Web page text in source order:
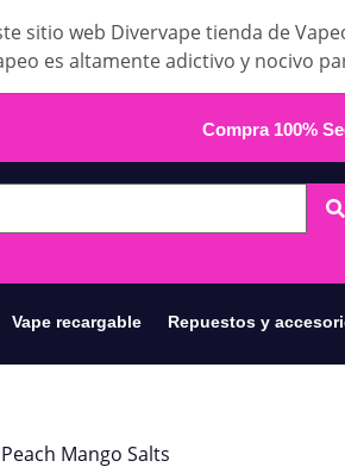
sitio web Divervape tienda de
es altamente adictivo y nocivo
Compra 100%
Vape recargable Repuestos y
Mango Salts